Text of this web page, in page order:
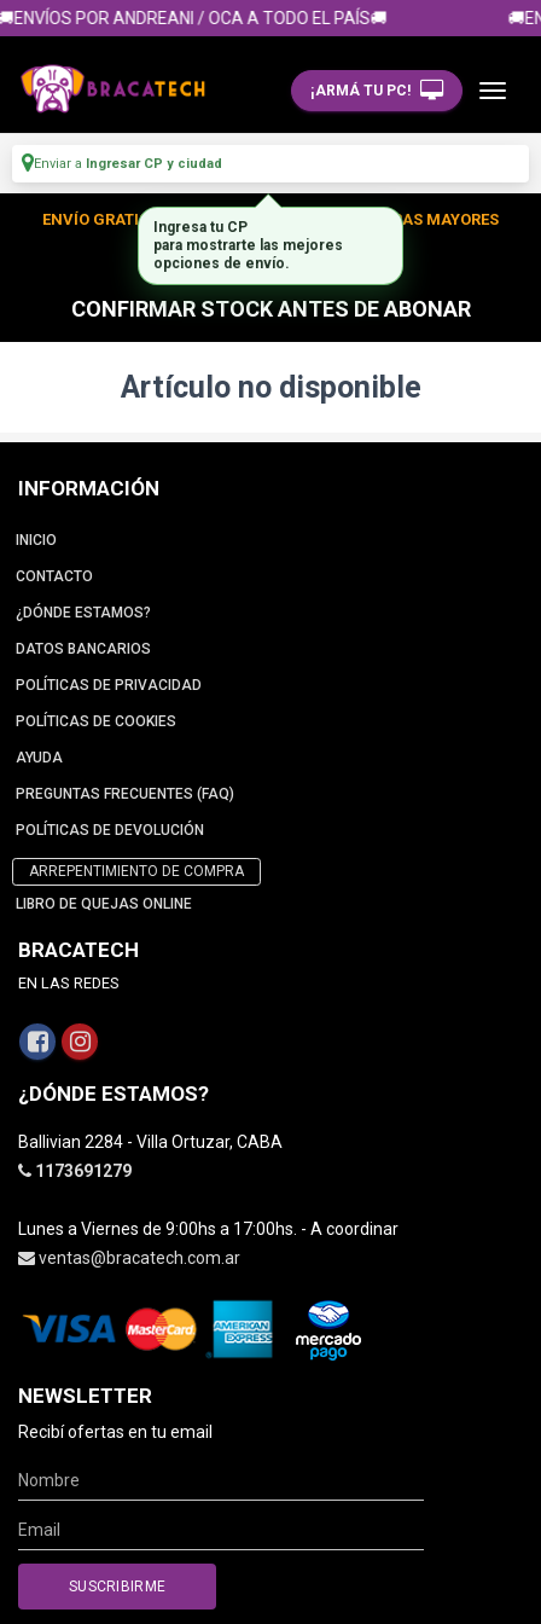
POR ANDREANI / OCA A TODO EL PAÍS🚚
¡ARMÁ TU PC!
Enviar a Ingresar CP y ciudad
ENVÍO GRATIS DENTRO DE CABA EN TUS COMPRAS MAYORES
A $300.000
CONFIRMAR STOCK ANTES DE ABONAR
Artículo no disponible
INFORMACIÓN
INICIO
CONTACTO
¿DÓNDE ESTAMOS?
DATOS BANCARIOS
POLÍTICAS DE PRIVACIDAD
POLÍTICAS DE COOKIES
AYUDA
PREGUNTAS FRECUENTES (FAQ)
POLÍTICAS DE DEVOLUCIÓN
ARREPENTIMIENTO DE COMPRA
LIBRO DE QUEJAS ONLINE
BRACATECH
EN LAS REDES
¿DÓNDE ESTAMOS?
Ballivian 2284 - Villa Ortuzar, CABA
1173691279
Lunes a Viernes de 9:00hs a 17:00hs. - A coordinar
ventas@bracatech.com.ar
NEWSLETTER
Recibí ofertas en tu email
Ingresa tu CP
para mostrarte las mejores
opciones de envío.